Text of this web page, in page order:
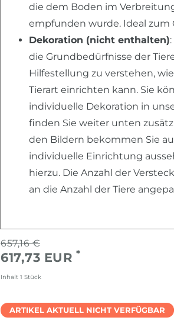
die dem Boden im
empfunden wurde. Ideal zum
Dekoration (nicht enthalten)
die Grundbedürfnisse der
Hilfestellung zu verstehen,
Tierart einrichten kann. Sie
individuelle Dekoration in
finden Sie weiter unten
den Bildern bekommen Sie
individuelle Einrichtung
hierzu. Die Anzahl der
an die Anzahl der Tiere
657,16 €
617,73 EUR *
Inhalt 1 Stück
ARTIKEL AKTUELL NICHT VERFÜGBAR